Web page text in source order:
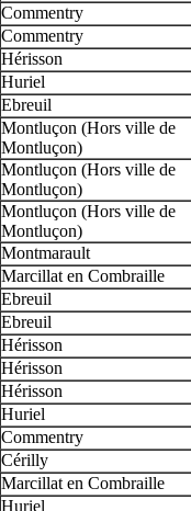
Commentry
Commentry
Hérisson
Huriel
Ebreuil
Montluçon (Hors ville de
Montluçon)
Montluçon (Hors ville de
Montluçon)
Montluçon (Hors ville de
Montluçon)
Montmarault
Marcillat en Combraille
Ebreuil
Ebreuil
Hérisson
Hérisson
Hérisson
Huriel
Commentry
Cérilly
Marcillat en Combraille
Huriel